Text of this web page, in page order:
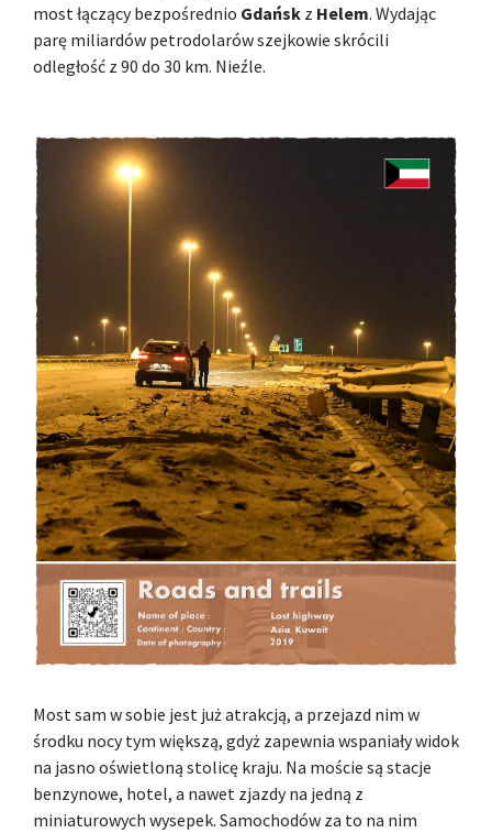
most łączący bezpośrednio Gdańsk z Helem. Wydając
parę miliardów petrodolarów szejkowie skrócili
odległość z 90 do 30 km. Nieźle.
Most sam w sobie jest już atrakcją, a przejazd nim w
środku nocy tym większą, gdyż zapewnia wspaniały widok
na jasno oświetloną stolicę kraju. Na moście są stacje
benzynowe, hotel, a nawet zjazdy na jedną z
miniaturowych wysepek. Samochodów za to na nim